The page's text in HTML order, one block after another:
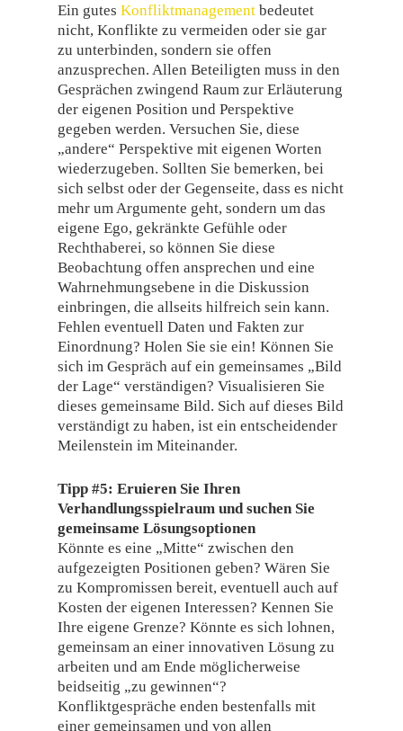
Ein gutesKonfliktmanagement bedeutet
nicht, Konflikte zu vermeiden oder sie gar
zu unterbinden, sondern sie offen
anzusprechen. Allen Beteiligten muss in den
Gesprächen zwingend Raum zur Erläuterung
der eigenen Position und Perspektive
gegeben werden. Versuchen Sie, diese
„andere“ Perspektive mit eigenen Worten
wiederzugeben. Sollten Sie bemerken, bei
sich selbst oder der Gegenseite, dass es nicht
mehr um Argumente geht, sondern um das
eigene Ego, gekränkte Gefühle oder
Rechthaberei, so können Sie diese
Beobachtung offen ansprechen und eine
Wahrnehmungsebene in die Diskussion
einbringen, die allseits hilfreich sein kann.
Fehlen eventuell Daten und Fakten zur
Einordnung? Holen Sie sie ein! Können Sie
sich im Gespräch auf ein gemeinsames „Bild
der Lage“ verständigen? Visualisieren Sie
dieses gemeinsame Bild. Sich auf dieses Bild
verständigt zu haben, ist ein entscheidender
Meilenstein im Miteinander.
Tipp #5: Eruieren Sie Ihren
Verhandlungsspielraum und suchen Sie
gemeinsame Lösungsoptionen
Könnte es eine „Mitte“ zwischen den
aufgezeigten Positionen geben? Wären Sie
zu Kompromissen bereit, eventuell auch auf
Kosten der eigenen Interessen? Kennen Sie
Ihre eigene Grenze? Könnte es sich lohnen,
gemeinsam an einer innovativen Lösung zu
arbeiten und am Ende möglicherweise
beidseitig „zu gewinnen“?
Konfliktgespräche enden bestenfalls mit
einer gemeinsamen und von allen